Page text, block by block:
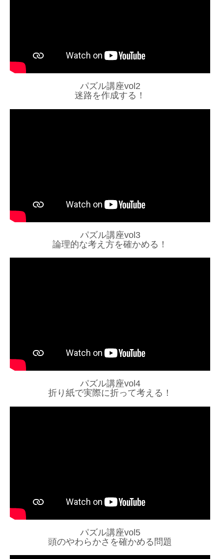
パズル講座vol2
迷路を作成する！
パズル講座vol3
論理的な考え方を確かめる！
パズル講座vol4
折り紙で実際に折って考える！
パズル講座vol5
頭のやわらかさを確かめる問題